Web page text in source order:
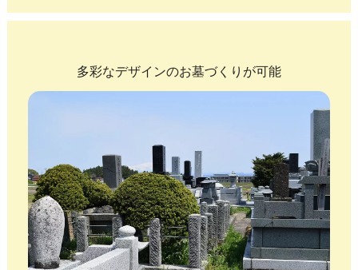
多彩なデザインのお墓づくりが可能